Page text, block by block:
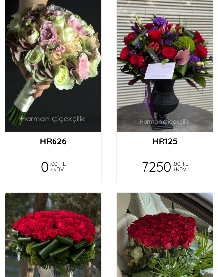
HR626
0 ,00 TL
+KDV
HR125
7250 ,00 TL
+KDV